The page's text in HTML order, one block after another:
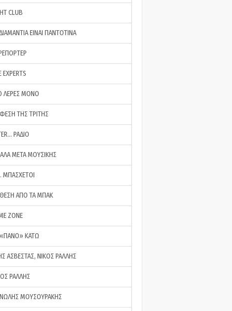
CLUB
ΕΙΝΑΙ ΠΑΝΤΟΤΙΝΑ
EXPERTS
ΛΕΡΕΣ ΜΟΝΟ
ΤΗΣ ΤΡΙΤΗΣ
ΡΑΔΙΟ
ΜΕΤΑ ΜΟΥΣΙΚΗΣ
ΜΠΑΣΧΕΤΟΙ
ΑΠΟ ΤΑ ΜΠΑΚ
ZONE
ΚΑΤΩ
ΑΣΒΕΣΤΑΣ, ΝΙΚΟΣ ΡΑΛΛΗΣ
ΡΑΛΛΗΣ
ΜΟΥΣΟΥΡΑΚΗΣ